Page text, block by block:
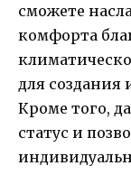
сможете
комфорта
для создания
Кроме того,
статус и